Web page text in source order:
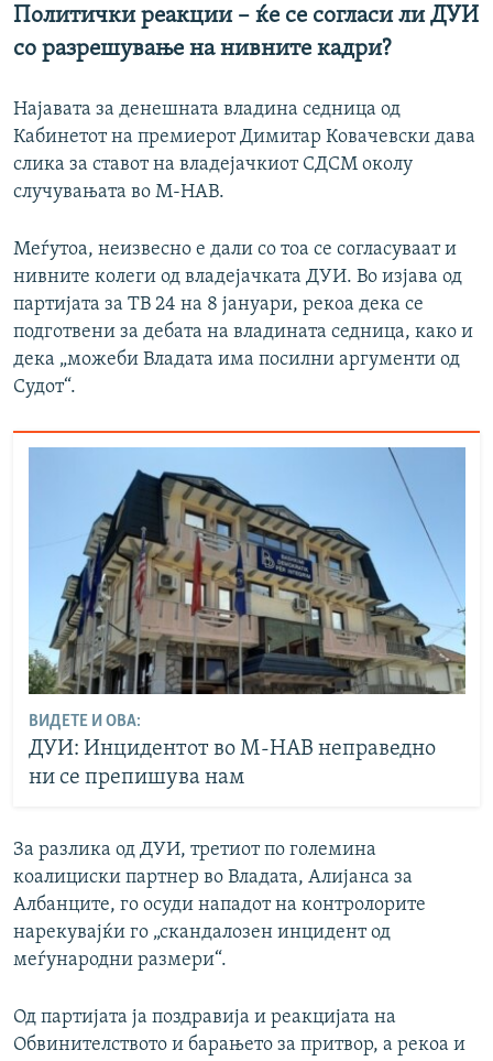
Политички реакции – ќе се согласи ли ДУИ
со разрешување на нивните кадри?
Најавата за денешната владина седница од
Кабинетот на премиерот Димитар Ковачевски дава
слика за ставот на владејачкиот СДСМ околу
случувањата во М-НАВ.
Меѓутоа, неизвесно е дали со тоа се согласуваат и
нивните колеги од владејачката ДУИ. Во изјава од
партијата за ТВ 24 на 8 јануари, рекоа дека се
подготвени за дебата на владината седница, како и
дека „можеби Владата има посилни аргументи од
Судот“.
ВИДЕТЕ И ОВА:
ДУИ: Инцидентот во М-НАВ неправедно
ни се препишува нам
За разлика од ДУИ, третиот по големина
коалициски партнер во Владата, Алијанса за
Албанците, го осуди нападот на контролорите
нарекувајќи го „скандалозен инцидент од
меѓународни размери“.
Од партијата ја поздравија и реакцијата на
Обвинителството и барањето за притвор, а рекоа и